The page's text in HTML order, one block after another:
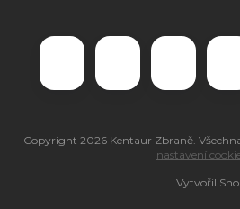
Vytvořil
Copyright 2026 Kentaur Zbraně.
nastavení